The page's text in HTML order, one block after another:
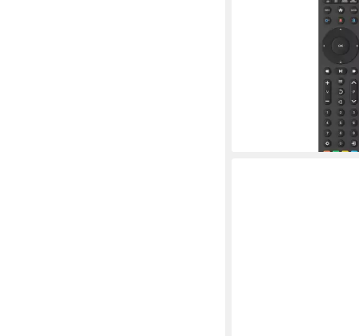
Universal
Geräte Universal-
(lernfähig, App-Tasten)
13,99 €
lieferbar - in 3-4